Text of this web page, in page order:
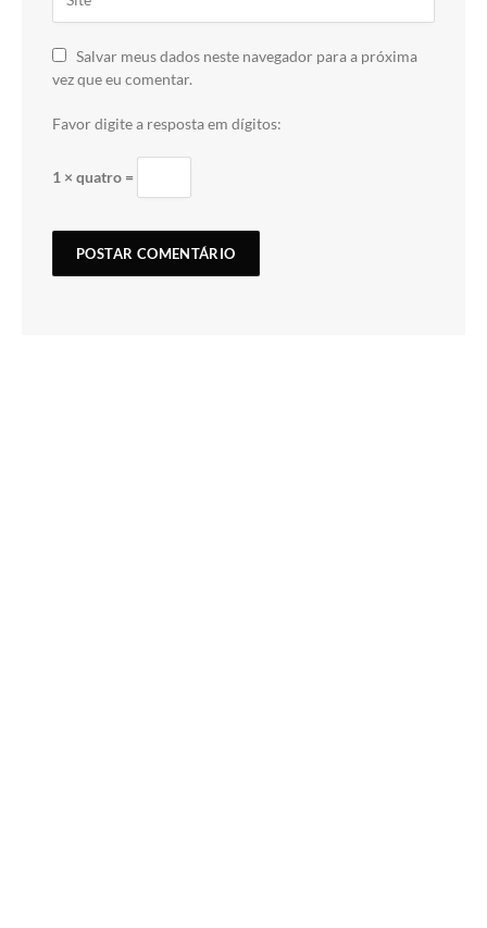
Salvar meus dados neste navegador para a próxima
vez que eu comentar.
Favor digite a resposta em dígitos:
1 × quatro =